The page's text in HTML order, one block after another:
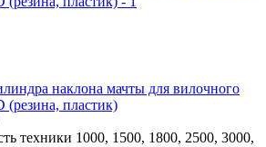
наклона мачты для вилочного
(резина, пластик)
техники 1000, 1500, 1800, 2500, 3000,